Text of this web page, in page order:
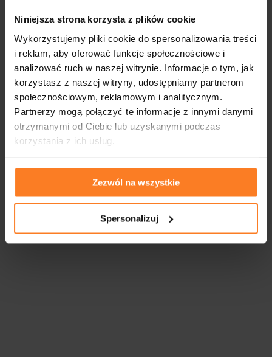
Niniejsza strona korzysta z plików cookie
Wykorzystujemy pliki cookie do spersonalizowania treści
i reklam, aby oferować funkcje społecznościowe i
analizować ruch w naszej witrynie. Informacje o tym, jak
korzystasz z naszej witryny, udostępniamy partnerom
społecznościowym, reklamowym i analitycznym.
Partnerzy mogą połączyć te informacje z innymi danymi
otrzymanymi od Ciebie lub uzyskanymi podczas
korzystania z ich usług.
Zezwól na wszystkie
Spersonalizuj